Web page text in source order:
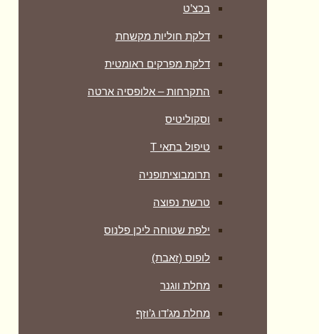
בכצ’ט
דלקת חוליות מקשחת
דלקת מפרקים ראומטית
התקרחות – אלופסיה ארטה
וסקוליטיס
טיפול בתאי T
תרומבוציתופניה
טרשת נפוצה
ילפת שטוחה ליכן פלנוס
לופוס (זאבת)
מחלת ווגנר
מחלת מג’דו ג’וזף